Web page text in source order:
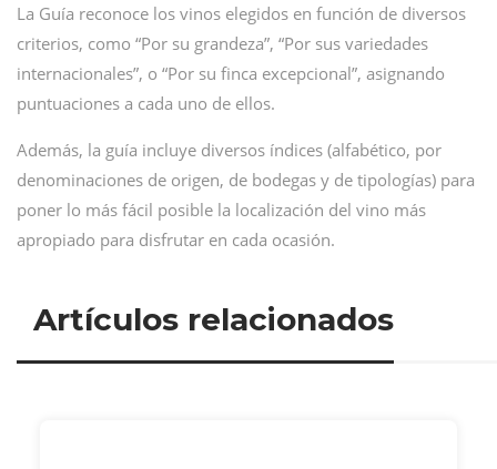
La Guía reconoce los vinos elegidos en función de diversos
criterios, como “Por su grandeza”, “Por sus variedades
internacionales”, o “Por su finca excepcional”, asignando
puntuaciones a cada uno de ellos.
Además, la guía incluye diversos índices (alfabético, por
denominaciones de origen, de bodegas y de tipologías) para
poner lo más fácil posible la localización del vino más
apropiado para disfrutar en cada ocasión.
Artículos relacionados